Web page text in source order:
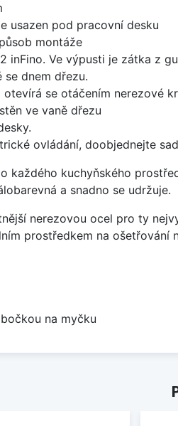
usazen pod pracovní desku
montáže
inFino. Ve výpusti je zátka z
dnem dřezu.
se otáčením nerezové
ve vaně dřezu
ovládání, doobjednejte
každého kuchyňského
a snadno se udržuje.
nerezovou ocel pro ty
prostředkem na ošetřování
na myčku